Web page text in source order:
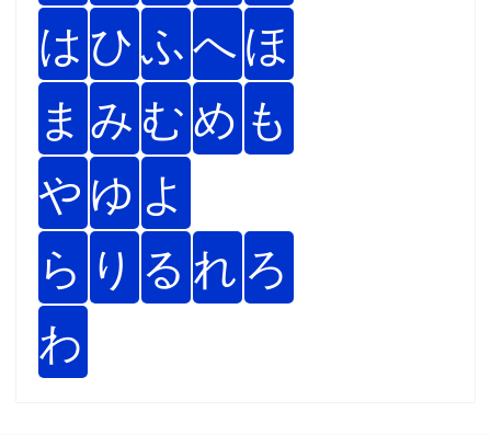
は ひふへほ
ま み むめ も
や ゆ よ
ら り る れ ろ
わ